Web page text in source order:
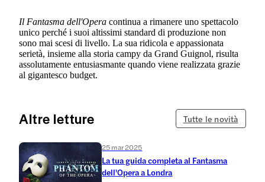
Il Fantasma dell'Opera continua a rimanere uno spettacolo
unico perché i suoi altissimi standard di produzione non
sono mai scesi di livello. La sua ridicola e appassionata
serietà, insieme alla storia campy da Grand Guignol, risulta
assolutamente entusiasmante quando viene realizzata grazie
al gigantesco budget.
Altre letture Tutte le novità
25 mar 2025
La tua guida completa al Fantasma
dell'Opera a Londra